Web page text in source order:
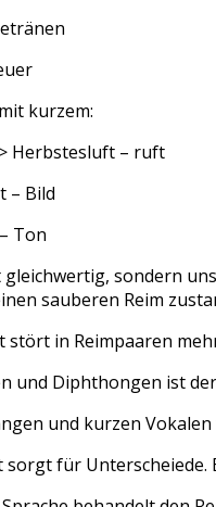
kurzem:
Herbstesluft – ruft
– Bild
Ton
gleichwertig, sondern
sauberen Reim
stört in Reimpaaren
und Diphthongen ist
und kurzen
sorgt für